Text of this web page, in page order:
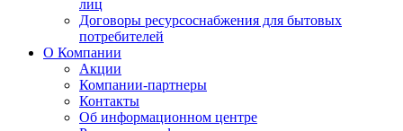
лиц
Договоры ресурсоснабжения для бытовых
потребителей
О Компании
Акции
Компании-партнеры
Контакты
Об информационном центре